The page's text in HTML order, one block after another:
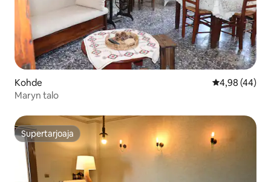
Kohde
4,98 (44)
Maryn talo
Supertarjoaja
Supertarjoaja